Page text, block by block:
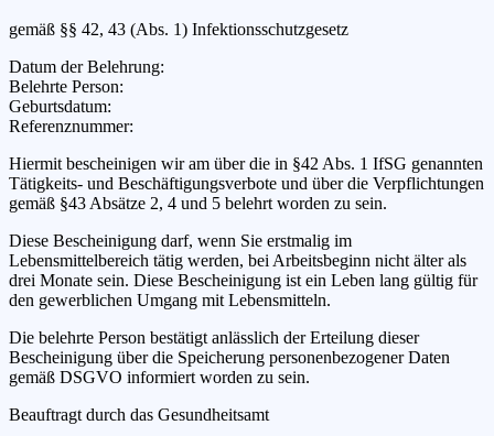
gemäß §§ 42, 43 (Abs. 1) Infektionsschutzgesetz
Datum der Belehrung:
Belehrte Person:
Geburtsdatum:
Referenznummer:
Hiermit bescheinigen wiram über die in §42 Abs. 1 IfSG genannten
Tätigkeits- und Beschäftigungsverbote und über die Verpflichtungen
gemäß §43 Absätze 2, 4 und 5 belehrt worden zu sein.
Diese Bescheinigung darf, wenn Sie erstmalig im
Lebensmittelbereich tätig werden, bei Arbeitsbeginn nicht älter als
drei Monate sein. Diese Bescheinigung ist ein Leben lang gültig für
den gewerblichen Umgang mit Lebensmitteln.
Die belehrte Person bestätigt anlässlich der Erteilung dieser
Bescheinigung über die Speicherung personenbezogener Daten
gemäß DSGVO informiert worden zu sein.
Beauftragt durch das Gesundheitsamt